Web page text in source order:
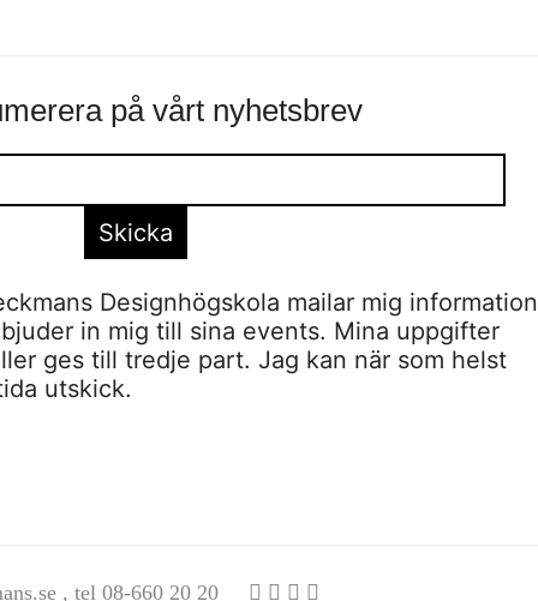
på vårt nyhetsbrev
Designhögskola mailar mig information
in mig till sina events. Mina uppgifter
ges till tredje part. Jag kan när som helst
utskick.
, tel 08-660 20 20